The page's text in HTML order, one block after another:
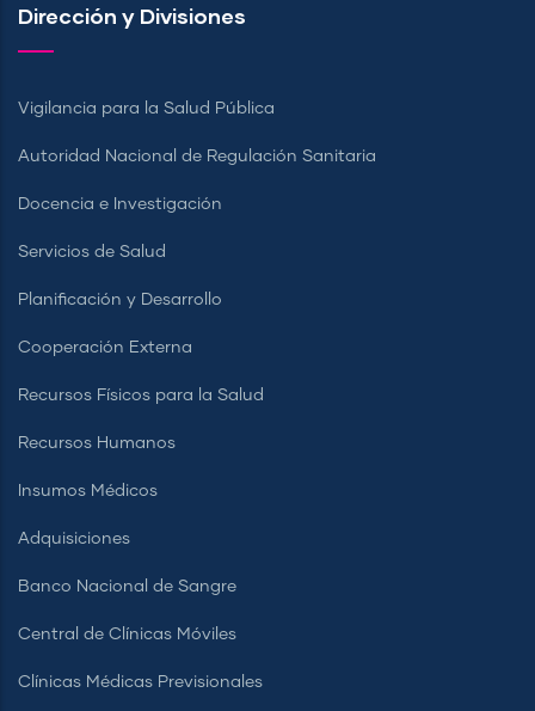
Dirección y Divisiones
Vigilancia para la Salud Pública
Autoridad Nacional de Regulación Sanitaria
Docencia e Investigación
Servicios de Salud
Planificación y Desarrollo
Cooperación Externa
Recursos Físicos para la Salud
Recursos Humanos
Insumos Médicos
Adquisiciones
Banco Nacional de Sangre
Central de Clínicas Móviles
Clínicas Médicas Previsionales